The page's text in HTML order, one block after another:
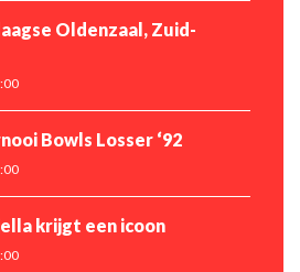
Oldenzaal, Zuid-
Bowls Losser ‘92
krijgt een icoon